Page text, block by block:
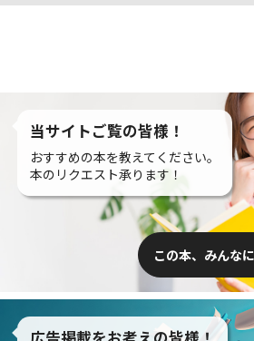
当サイトご覧の皆様！
おすすめの本を教えてください。
本のリクエスト承ります！
この本、みんな